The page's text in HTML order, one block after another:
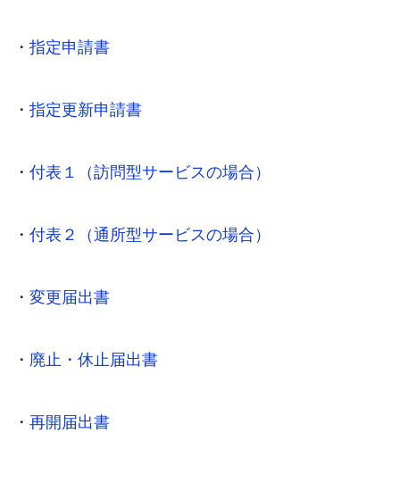
・ 指定申請書
・ 指定更新申請書
・ 付表１（訪問型サービスの場合）
・ 付表２（通所型サービスの場合）
・ 変更届出書
・ 廃止・休止届出書
・ 再開届出書